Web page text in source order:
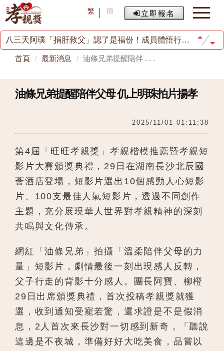
立即報名
簡
繁
老蕭獻聲孝親獎「傳遞孝順力量」
油條兄弟提醒陪伴父母 仉上明珠拍片揚孝
歐漢聲扛父債22年曾想一走了之 胡瓜救回他：那一刻與自己和解
八三夭阿璞「捐肝救父」認了是福份！成員體悟行孝不能等
田麗16年走不出陰影 媽媽生前做打掃阿姨怕女兒被說閒話
楊小黎罕見情緒崩潰 淚曝「最深恐懼」害怕媽媽離世
70歲高群憶父母辛勞養8兒！ 從小家境清苦嘆「人生遺憾」
馬年行孝，事事皆旺!
旺旺孝親獎頒獎 兩岸共揚孝道文化
油條兄弟提醒陪伴父母 仉上明珠拍片揚孝
田麗16年走不出陰影 媽媽生前做打掃阿姨怕女兒被說閒話
楊小黎罕見情緒崩潰 淚曝「最深恐懼」害怕媽媽離世
徐若瑄砸千萬為父續命9年
70歲高群憶父母辛勞養8兒！ 從小家境清苦嘆「人生遺憾」
馬年行孝，事事皆旺!
旺旺孝親獎頒獎 兩岸共揚孝道文化
老蕭獻聲孝親獎「傳遞孝順力量」
油條兄弟提醒陪伴父母 仉上明珠拍片揚孝
首頁 最新消息 油條兄弟提醒陪伴 . . .
油條兄弟提醒陪伴父母 仉上明珠拍片揚孝
2025/11/01 01:11:38
第4屆「旺旺孝親獎」孝親楷模推薦暨孝親短
影片大賽頒獎典禮，29日在湖南長沙北辰國
薈酒店登場，短影片選出10個感動人心短影
片、100支最佳人氣短影片，透過不同創作
主題，充分展現華人世界對孝親精神的深刻
共鳴與文化傳承。
網紅「油條兄弟」拍攝「溫柔陪伴父母的力
量」短影片，劇情最後一刻出現感人反轉，
父子行走的背影十分感人。團長阿寶、柳橙
29日出席頒獎典禮，首次投稿孝親獎就獲
選，收到通知受寵若驚，還求證是不是假消
息，2人首次來長沙對一切感到新奇，「聽說
這邊是不夜城，準備好好大吃美食，品嘗以